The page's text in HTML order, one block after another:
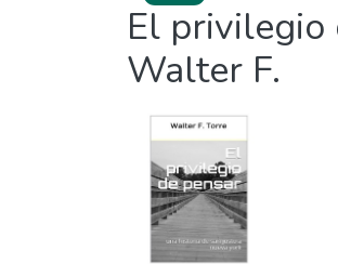
El privilegio
Walter F.